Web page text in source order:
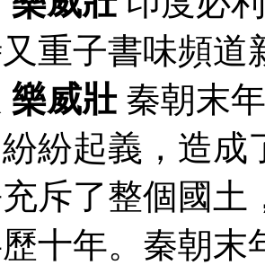
重子書味頻
樂威壯秦朝末
紛起義，造成
斥了整個國
十年。秦朝末